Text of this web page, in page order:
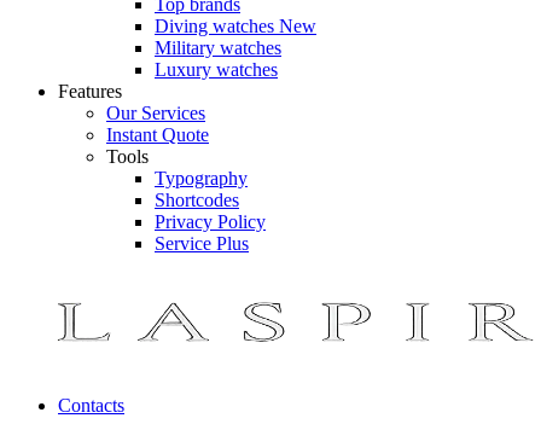
Top brands
Diving watches New
Military watches
Luxury watches
Features
Our Services
Instant Quote
Tools
Typography
Shortcodes
Privacy Policy
Service Plus
Contacts